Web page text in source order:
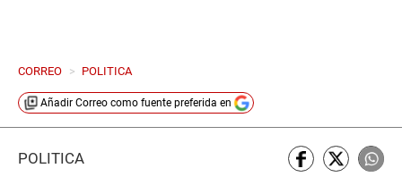
CORREO > POLITICA
Añadir Correo como fuente preferida en
POLÍTICA